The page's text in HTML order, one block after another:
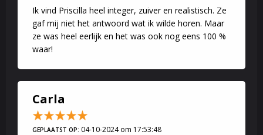
Ik vind Priscilla heel integer, zuiver en realistisch. Ze
gaf mij niet het antwoord wat ik wilde horen. Maar
ze was heel eerlijk en het was ook nog eens 100 %
waar!
Carla
GEPLAATST OP: 04-10-2024 om 17:53:48